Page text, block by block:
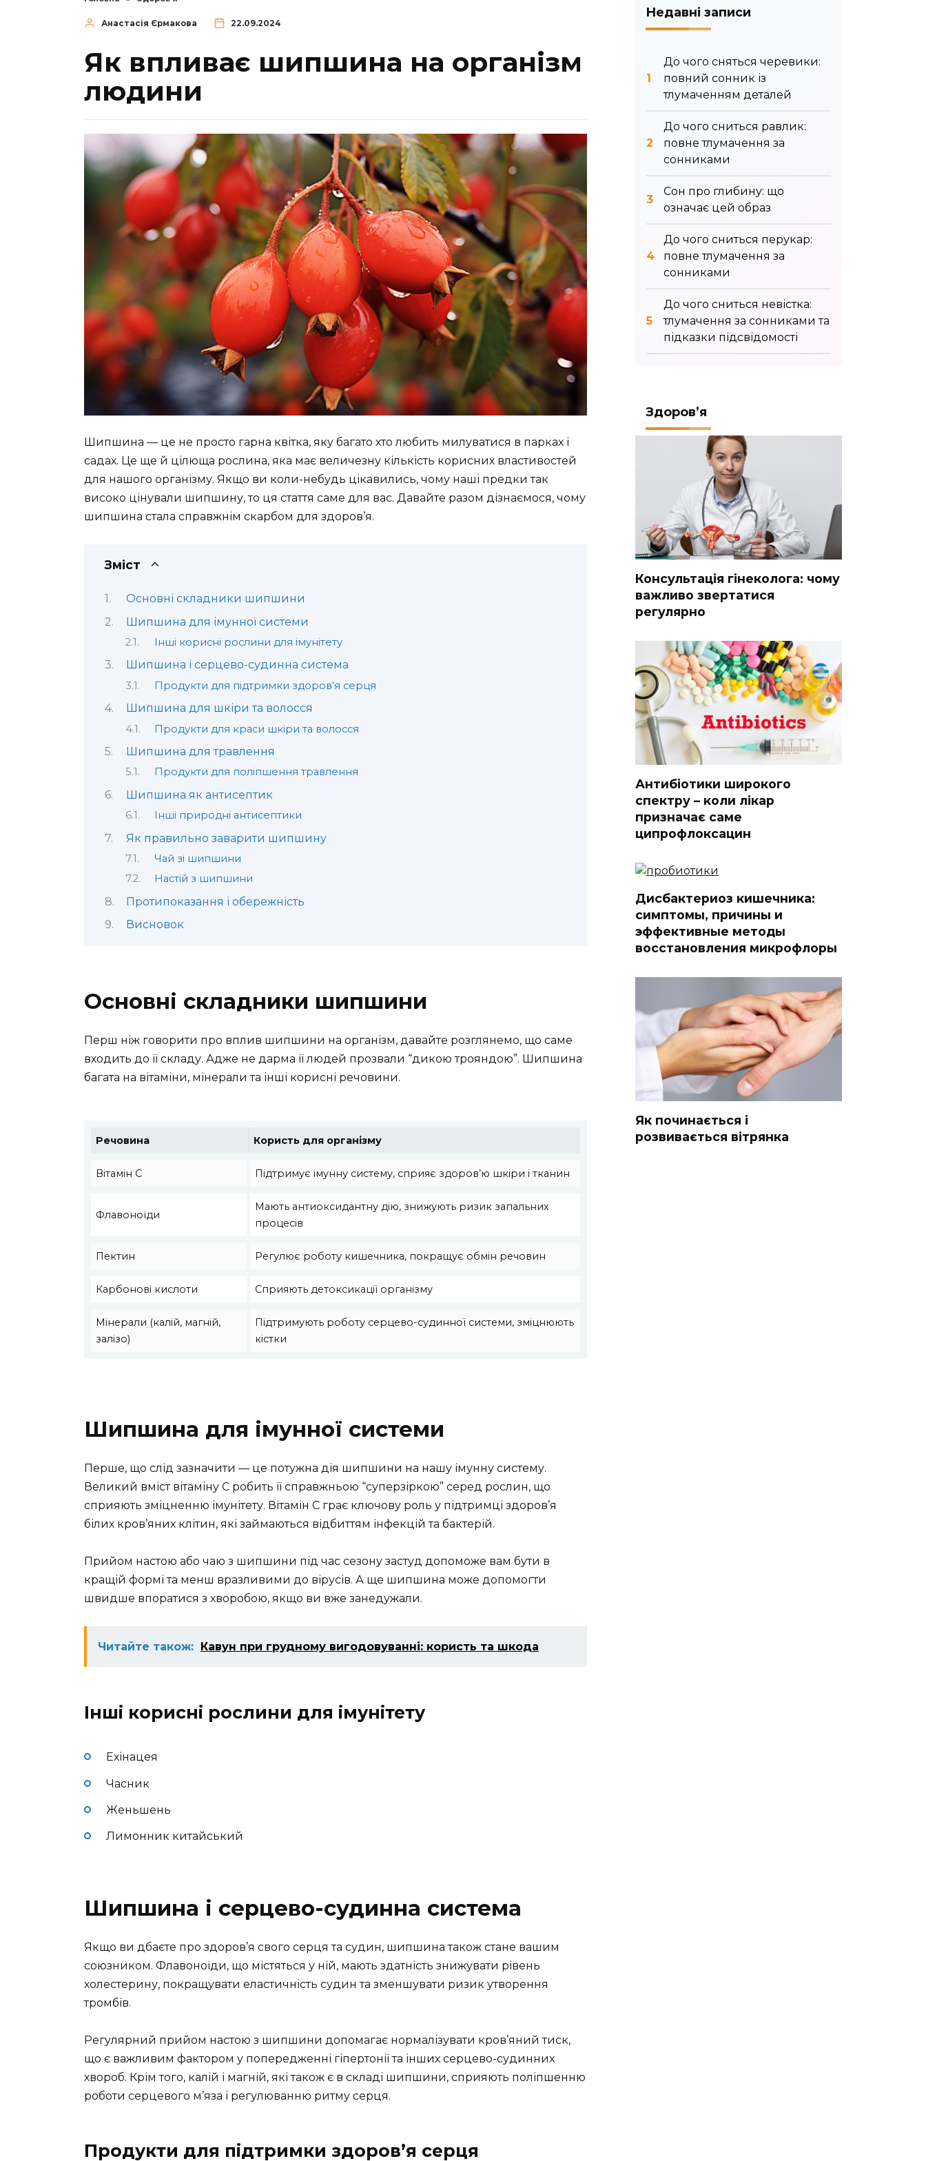
Анастасія Єрмакова 22.09.2024
Як впливає шипшина на організм
людини
Шипшина — це не просто гарна квітка, яку багато хто любить милуватися в парках і
садах. Це ще й цілюща рослина, яка має величезну кількість корисних властивостей
для нашого організму. Якщо ви коли-небудь цікавились, чому наші предки так
високо цінували шипшину, то ця стаття саме для вас. Давайте разом дізнаємося, чому
шипшина стала справжнім скарбом для здоров’я.
Зміст
Основні складники шипшини
Шипшина для імунної системи
Інші корисні рослини для імунітету
Шипшина і серцево-судинна система
Продукти для підтримки здоров’я серця
Шипшина для шкіри та волосся
Продукти для краси шкіри та волосся
Шипшина для травлення
Продукти для поліпшення травлення
Шипшина як антисептик
Інші природні антисептики
Як правильно заварити шипшину
Чай зі шипшини
Настій з шипшини
Протипоказання і обережність
Висновок
Основні складники шипшини
Перш ніж говорити про вплив шипшини на організм, давайте розглянемо, що саме
входить до її складу. Адже не дарма її людей прозвали “дикою трояндою”. Шипшина
багата на вітаміни, мінерали та інші корисні речовини.
Речовина Користь для організму
Вітамін C Підтримує імунну систему, сприяє здоров’ю шкіри і тканин
Флавоноїди
Мають антиоксидантну дію, знижують ризик запальних
процесів
Пектин Регулює роботу кишечника, покращує обмін речовин
Карбонові кислоти Сприяють детоксикації організму
Мінерали (калій, магній,
залізо)
Підтримують роботу серцево-судинної системи, зміцнюють
кістки
Шипшина для імунної системи
Перше, що слід зазначити — це потужна дія шипшини на нашу імунну систему.
Великий вміст вітаміну C робить її справжньою “суперзіркою” серед рослин, що
сприяють зміцненню імунітету. Вітамін C грає ключову роль у підтримці здоров’я
білих кров’яних клітин, які займаються відбиттям інфекцій та бактерій.
Прийом настою або чаю з шипшини під час сезону застуд допоможе вам бути в
кращій формі та менш вразливими до вірусів. А ще шипшина може допомогти
швидше впоратися з хворобою, якщо ви вже занедужали.
Читайте також: Кавун при грудному вигодовуванні: користь та шкода
Інші корисні рослини для імунітету
Ехінацея
Часник
Женьшень
Лимонник китайський
Шипшина і серцево-судинна система
Якщо ви дбаєте про здоров’я свого серця та судин, шипшина також стане вашим
союзником. Флавоноїди, що містяться у ній, мають здатність знижувати рівень
холестерину, покращувати еластичність судин та зменшувати ризик утворення
тромбів.
Регулярний прийом настою з шипшини допомагає нормалізувати кров’яний тиск,
що є важливим фактором у попередженні гіпертонії та інших серцево-судинних
хвороб. Крім того, калій і магній, які також є в складі шипшини, сприяють поліпшенню
роботи серцевого м’яза і регулюванню ритму серця.
Продукти для підтримки здоров’я серця
Недавні записи
До чого сняться черевики:
повний сонник із
тлумаченням деталей
До чого сниться равлик:
повне тлумачення за
сонниками
Сон про глибину: що
означає цей образ
До чого сниться перукар:
повне тлумачення за
сонниками
До чого сниться невістка:
тлумачення за сонниками та
підказки підсвідомості
Здоров’я
Консультація гінеколога: чому
важливо звертатися
регулярно
Антибіотики широкого
спектру – коли лікар
призначає саме
ципрофлоксацин
Дисбактериоз кишечника:
симптомы, причины и
эффективные методы
восстановления микрофлоры
Як починається і
розвивається вітрянка